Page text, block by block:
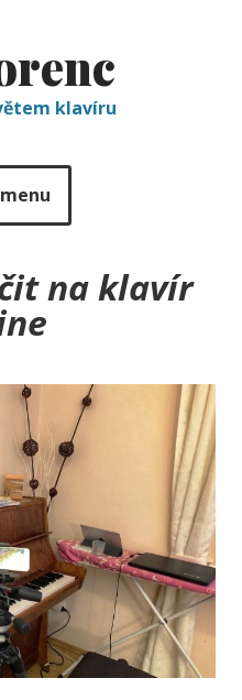
klavíru
na klavír